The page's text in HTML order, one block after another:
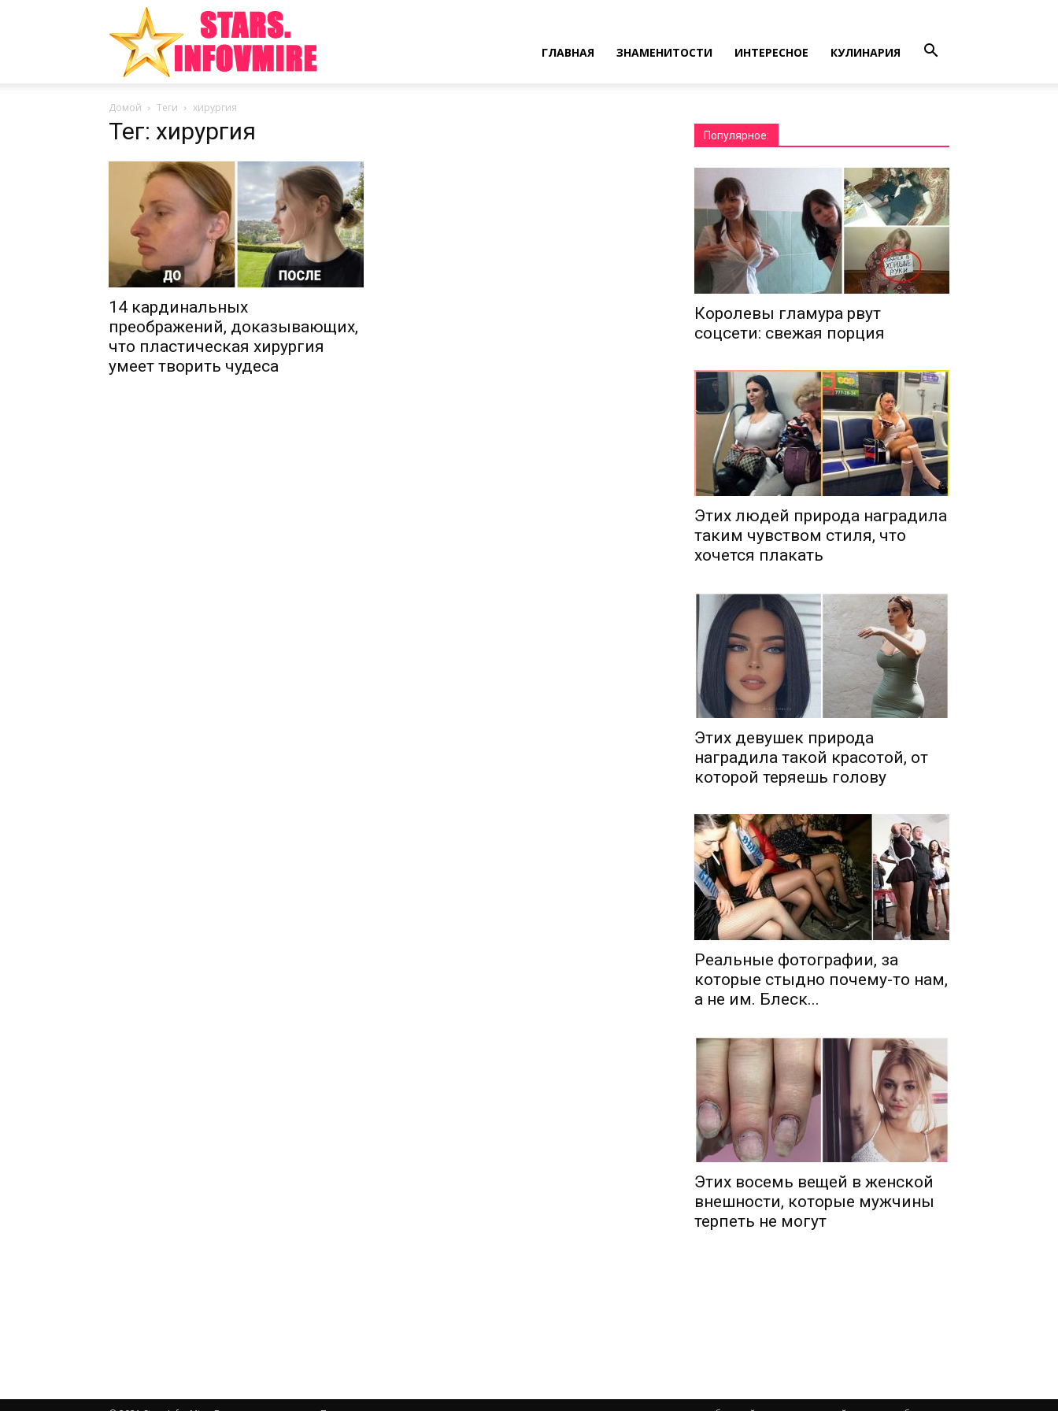
из
мира
ГЛАВНАЯ ЗНАМЕНИТОСТИ ИНТЕРЕСНОЕ КУЛИНАРИЯ
Домой Теги хирургия
Тег: хирургия
14 кардинальных
преображений, доказывающих,
что пластическая хирургия
умеет творить чудеса
Популярное:
Королевы гламура рвут
соцсети: свежая порция
Этих людей природа наградила
таким чувством стиля, что
хочется плакать
Этих девушек природа
наградила такой красотой, от
которой теряешь голову
Реальные фотографии, за
которые стыдно почему-то нам,
а не им. Блеск...
Этих восемь вещей в женской
внешности, которые мужчины
терпеть не могут